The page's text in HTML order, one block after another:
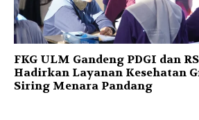
FKG ULM Gandeng PDGI dan
Hadirkan Layanan Kesehatan
Siring Menara Pandang